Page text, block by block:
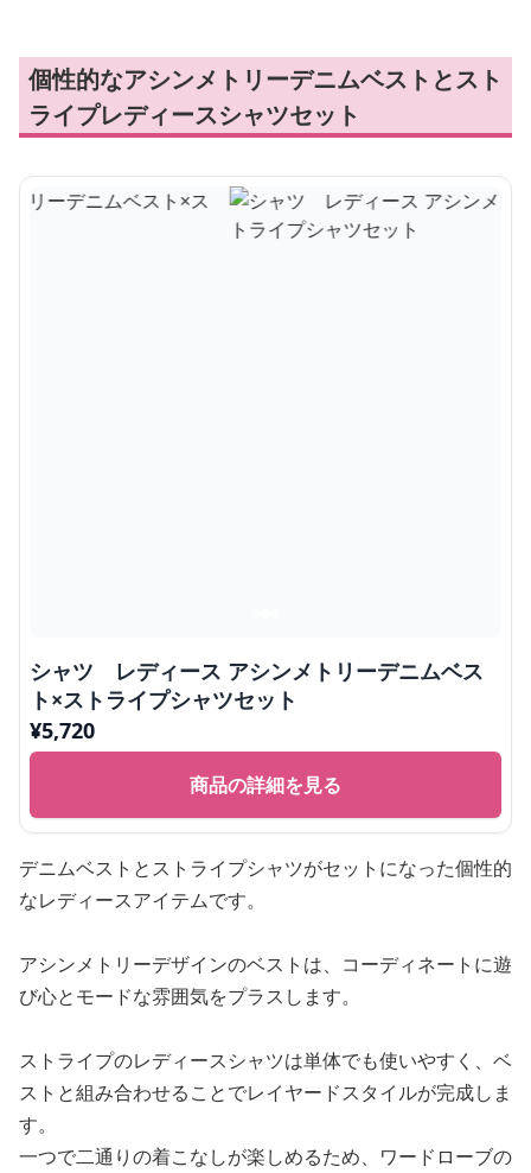
個性的なアシンメトリーデニムベストとスト
ライプレディースシャツセット
シャツ レディース アシンメトリーデニムベス
ト×ストライプシャツセット
¥5,720
商品の詳細を見る
デニムベストとストライプシャツがセットになった個性的
なレディースアイテムです。
アシンメトリーデザインのベストは、コーディネートに遊
び心とモードな雰囲気をプラスします。
ストライプのレディースシャツは単体でも使いやすく、ベ
ストと組み合わせることでレイヤードスタイルが完成しま
す。
一つで二通りの着こなしが楽しめるため、ワードローブの